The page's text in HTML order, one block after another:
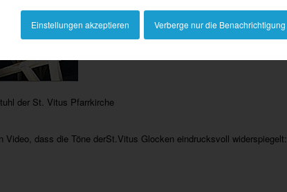
Einstellungen akzeptieren Verberge nur die Benachrichtigung
der St. Vitus Pfarrkirche
Video, dass die Töne derSt.Vitus Glocken eindrucksvoll widerspiegelt: